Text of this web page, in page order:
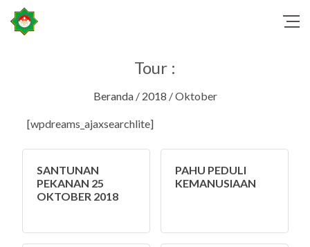
Tour :
Beranda/ 2018 / Oktober
[wpdreams_ajaxsearchlite]
SANTUNAN
PEKANAN 25
OKTOBER 2018
PAHU PEDULI
KEMANUSIAAN